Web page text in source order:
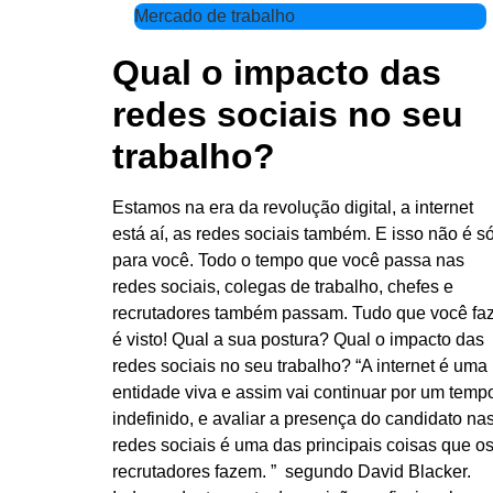
Mercado de trabalho
Qual o impacto das
redes sociais no seu
trabalho?
Estamos na era da revolução digital, a internet
está aí, as redes sociais também. E isso não é
para você. Todo o tempo que você passa nas
redes sociais, colegas de trabalho, chefes e
recrutadores também passam. Tudo que você faz
é visto! Qual a sua postura? Qual o impacto das
redes sociais no seu trabalho? “A internet é uma
entidade viva e assim vai continuar por um
indefinido, e avaliar a presença do candidato
redes sociais é uma das principais coisas que os
recrutadores fazem. ” segundo David Blacker.